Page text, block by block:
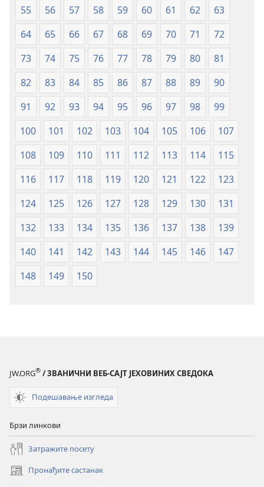
55
56 57 58 59 60 61 62
63
64
65 66 67 68 69 70 71
72
73
74 75 76 77 78 79 80
81
82
83 84 85 86 87 88 89
90
91
92 93 94 95 96 97 98
99
100
101 102 103 104 105 106
107
108
109 110 111 112 113 114
115
116
117 118 119 120 121 122
123
124
125 126 127 128 129 130
131
132
133 134 135 136 137 138
139
140
141 142 143 144 145 146
147
148
149 150
JW.ORG® / ЗВАНИЧНИ ВЕБ-САЈТ ЈЕХОВИНИХ СВЕДОКА
Подешавање изгледа
Брзи линкови
Затражите посету
Пронађите састанак
(отвара